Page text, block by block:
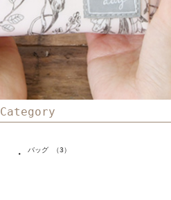
Category
・ バッグ （3）